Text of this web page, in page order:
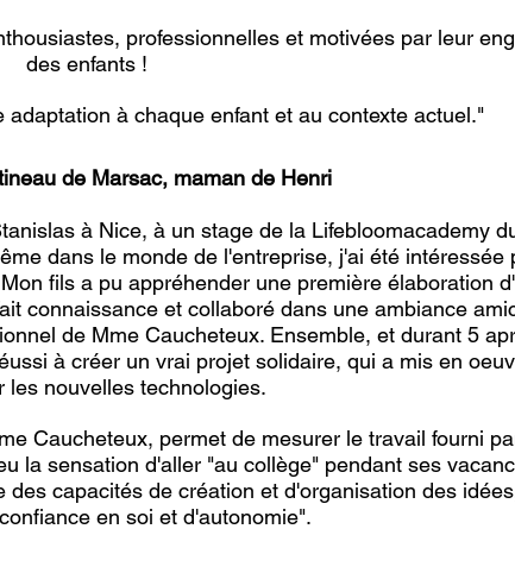
professionnelles et motivées par leur
des enfants !
à chaque enfant et au contexte actuel."
de Marsac, maman de Henri
à Nice, à un stage de la Lifebloomacademy
dans le monde de l'entreprise, j'ai été intéressée
fils a pu appréhender une première élaboration
connaissance et collaboré dans une ambiance
de Mme Caucheteux. Ensemble, et durant 5
à créer un vrai projet solidaire, qui a mis en
les nouvelles technologies.
Caucheteux, permet de mesurer le travail fourni
la sensation d'aller "au collège" pendant ses
capacités de création et d'organisation des
en soi et d'autonomie".